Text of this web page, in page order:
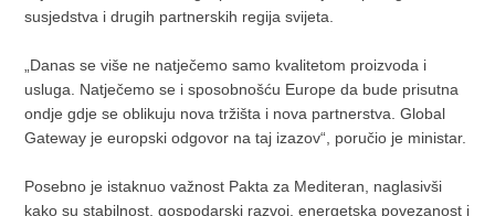
susjedstva i drugih partnerskih regija svijeta.
„Danas se više ne natječemo samo kvalitetom proizvoda i
usluga. Natječemo se i sposobnošću Europe da bude prisutna
ondje gdje se oblikuju nova tržišta i nova partnerstva. Global
Gateway je europski odgovor na taj izazov“, poručio je ministar.
Posebno je istaknuo važnost Pakta za Mediteran, naglasivši
kako su stabilnost, gospodarski razvoj, energetska povezanost i